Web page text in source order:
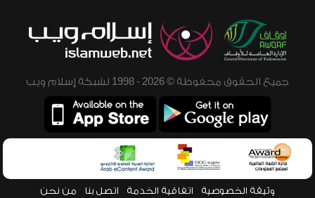
جميع الحقوق محفوظة © 2026 - 1998 لشبكة إسلام ويب
وثيقة الخصوصية اتفاقية الخدمة اتصل بنا من نحن